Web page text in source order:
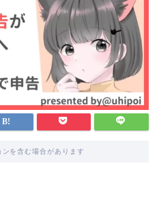
を含む場合があります